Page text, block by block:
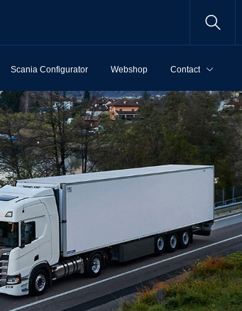
Scania Configurator Webshop Contact